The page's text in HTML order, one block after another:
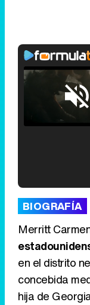
Loaded :
BIOGRAFÍA
Merritt
en el distrito
concebida
hija de